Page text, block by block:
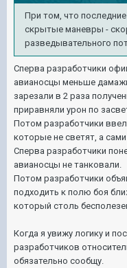
При том, что
скрытые маневры -
разведывательного
Сперва разработчики
авианосцы меньше
зарезали в 2 раза
приравняли урон по
Потом разработчики
которые не светят, а
Сперва разработчики
авианосцы не танковали.
Потом разработчики
подходить к полю боя
который столь
Когда я увижу логику и
разработчиков
обязательно сообщу.